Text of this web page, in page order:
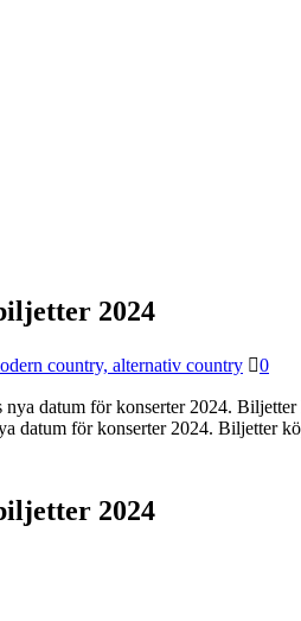
2024
country, alternativ country 0
datum för konserter 2024. Biljetter
2024